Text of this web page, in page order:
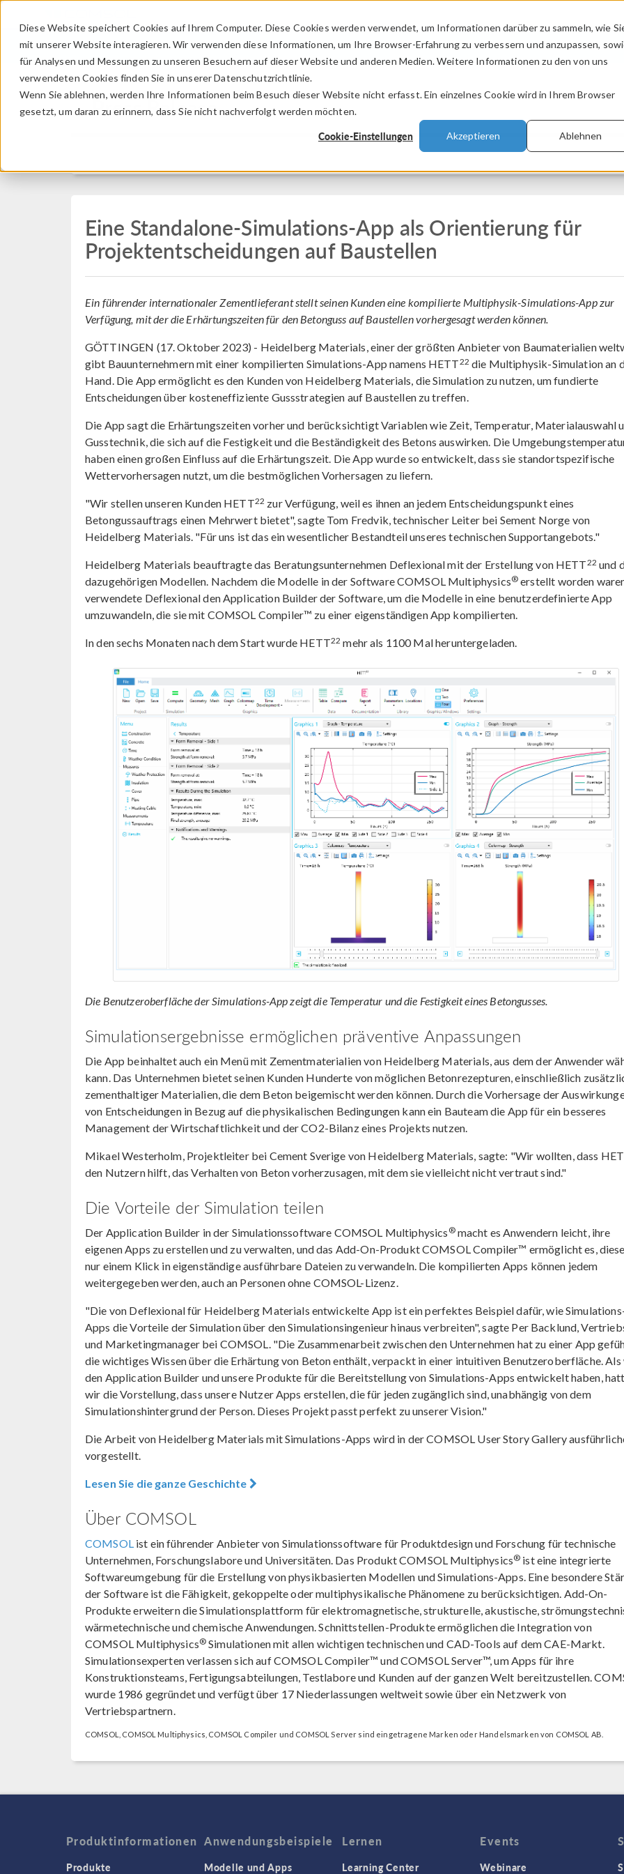
Diese Website speichert Cookies auf Ihrem Computer. Diese Cookies werden verwendet, um Informationen darüber zu sammeln, wie
mit unserer Website interagieren. Wir verwenden diese Informationen, um Ihre Browser-Erfahrung zu verbessern und anzupassen,
für Analysen und Messungen zu unseren Besuchern auf dieser Website und anderen Medien. Weitere Informationen zu den von uns
verwendeten Cookies finden Sie in unserer Datenschutzrichtlinie.
Wenn Sie ablehnen, werden Ihre Informationen beim Besuch dieser Website nicht erfasst. Ein einzelnes Cookie wird in Ihrem Browser
gesetzt, um daran zu erinnern, dass Sie nicht nachverfolgt werden möchten.
Cookie-Einstellungen Akzeptieren Ablehnen
PRODUKTE BRANCHEN VIDEOS
Press Release
Eine Standalone-Simulations-App als Orientierung für
Projektentscheidungen auf Baustellen
Ein führender internationaler Zementlieferant stellt seinen Kunden eine kompilierte Multiphysik-Simulations-App zur
Verfügung, mit der die Erhärtungszeiten für den Betonguss auf Baustellen vorhergesagt werden können.
GÖTTINGEN (17. Oktober 2023) - Heidelberg Materials, einer der größten Anbieter von Baumaterialien
gibt Bauunternehmern mit einer kompilierten Simulations-App namens HETT22 die Multiphysik-Simulation an
Hand. Die App ermöglicht es den Kunden von Heidelberg Materials, die Simulation zu nutzen, um fundierte
Entscheidungen über kosteneffiziente Gussstrategien auf Baustellen zu treffen.
Die App sagt die Erhärtungszeiten vorher und berücksichtigt Variablen wie Zeit, Temperatur, Materialauswahl
Gusstechnik, die sich auf die Festigkeit und die Beständigkeit des Betons auswirken. Die
haben einen großen Einfluss auf die Erhärtungszeit. Die App wurde so entwickelt, dass sie standortspezifische
Wettervorhersagen nutzt, um die bestmöglichen Vorhersagen zu liefern.
"Wir stellen unseren Kunden HETT22 zur Verfügung, weil es ihnen an jedem Entscheidungspunkt eines
Betongussauftrags einen Mehrwert bietet", sagte Tom Fredvik, technischer Leiter bei Sement Norge von
Heidelberg Materials. "Für uns ist das ein wesentlicher Bestandteil unseres technischen Supportangebots."
Heidelberg Materials beauftragte das Beratungsunternehmen Deflexional mit der Erstellung von HETT22 und
dazugehörigen Modellen. Nachdem die Modelle in der Software COMSOL Multiphysics® erstellt worden
verwendete Deflexional den Application Builder der Software, um die Modelle in eine benutzerdefinierte App
umzuwandeln, die sie mit COMSOL Compiler™ zu einer eigenständigen App kompilierten.
In den sechs Monaten nach dem Start wurde HETT22 mehr als 1100 Mal heruntergeladen.
Die Benutzeroberfläche der Simulations-App zeigt die Temperatur und die Festigkeit eines Betongusses.
Simulationsergebnisse ermöglichen präventive Anpassungen
Die App beinhaltet auch ein Menü mit Zementmaterialien von Heidelberg Materials, aus dem der Anwender
kann. Das Unternehmen bietet seinen Kunden Hunderte von möglichen Betonrezepturen, einschließlich
zementhaltiger Materialien, die dem Beton beigemischt werden können. Durch die Vorhersage der
von Entscheidungen in Bezug auf die physikalischen Bedingungen kann ein Bauteam die App für ein besseres
Management der Wirtschaftlichkeit und der CO2-Bilanz eines Projekts nutzen.
Mikael Westerholm, Projektleiter bei Cement Sverige von Heidelberg Materials, sagte: "Wir wollten, dass
den Nutzern hilft, das Verhalten von Beton vorherzusagen, mit dem sie vielleicht nicht vertraut sind."
Die Vorteile der Simulation teilen
Der Application Builder in der Simulationssoftware COMSOL Multiphysics ®macht es Anwendern leicht, ihre
eigenen Apps zu erstellen und zu verwalten, und das Add-On-Produkt COMSOL Compiler™ ermöglicht es,
nur einem Klick in eigenständige ausführbare Dateien zu verwandeln. Die kompilierten Apps können jedem
weitergegeben werden, auch an Personen ohne COMSOL-Lizenz.
"Die von Deflexional für Heidelberg Materials entwickelte App ist ein perfektes Beispiel dafür, wie
Apps die Vorteile der Simulation über den Simulationsingenieur hinaus verbreiten", sagte Per Backlund,
und Marketingmanager bei COMSOL. "Die Zusammenarbeit zwischen den Unternehmen hat zu einer App
die wichtiges Wissen über die Erhärtung von Beton enthält, verpackt in einer intuitiven Benutzeroberfläche. Als
den Application Builder und unsere Produkte für die Bereitstellung von Simulations-Apps entwickelt haben,
wir die Vorstellung, dass unsere Nutzer Apps erstellen, die für jeden zugänglich sind, unabhängig von dem
Simulationshintergrund der Person. Dieses Projekt passt perfekt zu unserer Vision."
Die Arbeit von Heidelberg Materials mit Simulations-Apps wird in der COMSOL User Story Gallery
vorgestellt.
Lesen Sie die ganze Geschichte
Über COMSOL
COMSOList ein führender Anbieter von Simulationssoftware für Produktdesign und Forschung für technische
Unternehmen, Forschungslabore und Universitäten. Das Produkt COMSOL Multiphysics® ist eine integrierte
Softwareumgebung für die Erstellung von physikbasierten Modellen und Simulations-Apps. Eine besondere
der Software ist die Fähigkeit, gekoppelte oder multiphysikalische Phänomene zu berücksichtigen. Add-On-
Produkte erweitern die Simulationsplattform für elektromagnetische, strukturelle, akustische,
wärmetechnische und chemische Anwendungen. Schnittstellen-Produkte ermöglichen die Integration von
COMSOL Multiphysics® Simulationen mit allen wichtigen technischen und CAD-Tools auf dem CAE-Markt.
Simulationsexperten verlassen sich auf COMSOL Compiler™ und COMSOL Server™, um Apps für ihre
Konstruktionsteams, Fertigungsabteilungen, Testlabore und Kunden auf der ganzen Welt bereitzustellen.
wurde 1986 gegründet und verfügt über 17 Niederlassungen weltweit sowie über ein Netzwerk von
Vertriebspartnern.
COMSOL, COMSOL Multiphysics, COMSOL Compiler und COMSOL Server sind eingetragene Marken oder Handelsmarken von COMSOL AB.
Produktinformationen
Produkte
Anwendungsbeispiele
Modelle und Apps
Lernen
Learning Center
Events
Webinare